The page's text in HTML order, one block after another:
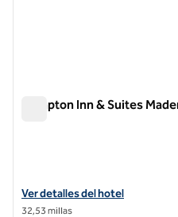
Hampton Inn & Suites
Ver detalles del hotel Hampton
Ver detalles del hotel
32,53 millas